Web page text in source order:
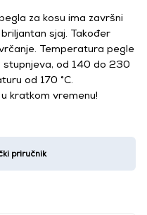
za kosu ima završni
sjaj. Također
Temperatura pegle
stupnjeva, od 140 do 230
od 170 °C.
kratkom vremenu!
priručnik